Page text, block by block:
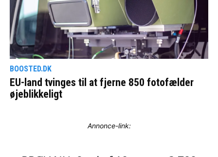
Annonce-link: